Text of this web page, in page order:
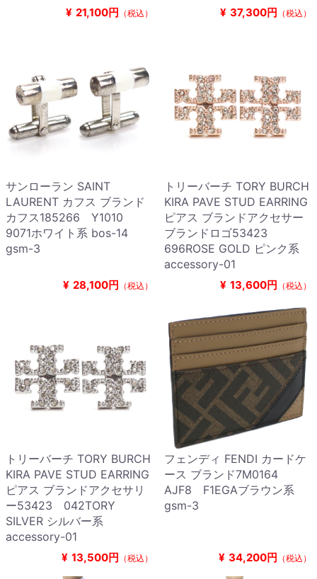
¥ 21,100円 （税込） ¥ 37,300円 （税込）
サンローラン SAINT
LAURENT カフス ブランド
カフス185266 Y1010
9071ホワイト系 bos-14
gsm-3
¥ 28,100円 （税込）
トリーバーチ TORY BURCH
KIRA PAVE STUD EARRING
ピアス ブランドアクセサー
ブランドロゴ53423
696ROSE GOLD ピンク系
accessory-01
¥ 13,600円 （税込）
トリーバーチ TORY BURCH
KIRA PAVE STUD EARRING
ピアス ブランドアクセサリ
ー53423 042TORY
SILVER シルバー系
accessory-01
¥ 13,500円 （税込）
フェンディ FENDI カードケ
ース ブランド7M0164
AJF8 F1EGAブラウン系
gsm-3
¥ 34,200円 （税込）